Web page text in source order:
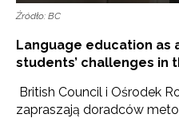
Źródło: BC
Language education as
students’ challenges in
British Council i Ośrodek
zapraszają doradców